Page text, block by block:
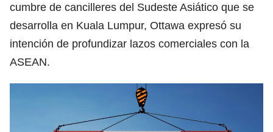
cumbre de cancilleres del Sudeste Asiático que se
desarrolla en Kuala Lumpur, Ottawa expresó su
intención de profundizar lazos comerciales con la
ASEAN.